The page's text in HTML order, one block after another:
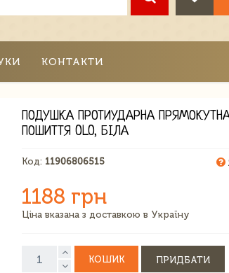
КОНТАКТИ
ПОДУШКА ПРОТИУДАРНА
ПОШИТТЯ OLO, БІЛА
Код: 11906806515
1188 грн
Ціна вказана з доставкою в Україну
КОШИК ПРИДБАТИ